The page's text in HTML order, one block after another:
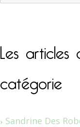
Les
catégorie
Sandrine Des